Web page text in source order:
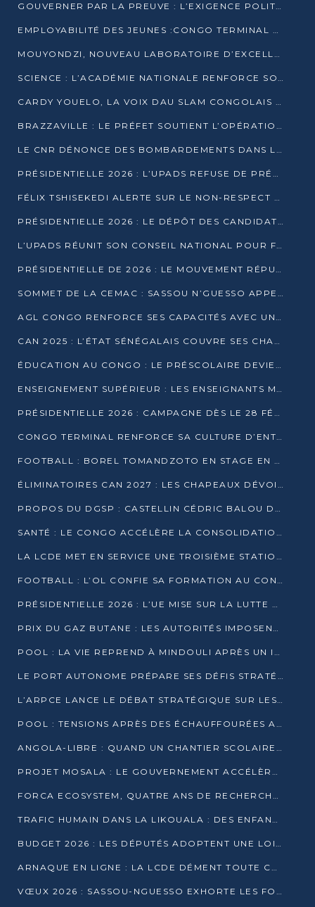
GOUVERNER PAR LA PREUVE : L’EXIGENCE POLITIQUE DU XXIᵉ SIÈCLE
EMPLOYABILITÉ DES JEUNES :CONGO TERMINAL S’ALLIE À L’ESCIC POUR RAPPROCHER L’ÉCOLE DU TERRAIN
MOUYONDZI, NOUVEAU LABORATOIRE D’EXCELLENCE PÉDAGOGIQUE AVEC L’ENFICE
SCIENCE : L’ACADÉMIE NATIONALE RENFORCE SON ÉQUIPE ET TRACE SA FEUILLE DE ROUTE 2026
CARDY YOUELO, LA VOIX DAU SLAM CONGOLAIS QUI INTERPELLE LE MONDE
BRAZZAVILLE : LE PRÉFET SOUTIENT L’OPÉRATION « ZÉRO KULUNA » ET APPELLE À LA VIGILANCE CITOYENNE
LE CNR DÉNONCE DES BOMBARDEMENTS DANS LE POOL ET ACCUSE LE GOUVERNEMENT
PRÉSIDENTIELLE 2026 : L’UPADS REFUSE DE PRÉSENTER UN CANDIDAT ET DÉNONCE UN PROCESSUS NON CRÉDIBLE
FÉLIX TSHISEKEDI ALERTE SUR LE NON-RESPECT DES ENGAGEMENTS DE PAIX APRÈS SA RENCONTRE AVEC D. SASSOU-NGUESSO
PRÉSIDENTIELLE 2026 : LE DÉPÔT DES CANDIDATURES OUVERT DU 29 JANVIER AU 12 FÉVRIER
L’UPADS RÉUNIT SON CONSEIL NATIONAL POUR FIXER SA LIGNE POLITIQUE À DEUX MOIS DE LA PRÉSIDENTIELLE
PRÉSIDENTIELLE DE 2026 : LE MOUVEMENT RÉPUBLICAIN DÉNONCE UNE CONVOCATION ÉLECTORALE « OPAQUE ET PRÉCIPITÉE »
SOMMET DE LA CEMAC : SASSOU N’GUESSO APPELLE À LA VIGILANCE FACE AUX RISQUES ÉCONOMIQUES
AGL CONGO RENFORCE SES CAPACITÉS AVEC UNE GRUE DE 250 TONNES
CAN 2025 : L’ÉTAT SÉNÉGALAIS COUVRE SES CHAMPIONS D’AFRIQUE DE RÉCOMPENSES EXCEPTIONNELLES
ÉDUCATION AU CONGO : LE PRÉSCOLAIRE DEVIENT OBLIGATOIRE, LE BTS CONSACRÉ DIPLÔME D’ÉTAT
ENSEIGNEMENT SUPÉRIEUR : LES ENSEIGNANTS MAINTIENNENT LA GRÈVE ET EXIGENT UN ACCORD ÉCRIT AVEC L’ÉTAT
PRÉSIDENTIELLE 2026 : CAMPAGNE DÈS LE 28 FÉVRIER, SCRUTIN LES 12 ET 15 MARS
CONGO TERMINAL RENFORCE SA CULTURE D’ENTREPRISE AVEC LE PROGRAMME « WIN TOGETHER »
FOOTBALL : BOREL TOMANDZOTO EN STAGE EN ESPAGNE AVEC POLISSYA FC
ÉLIMINATOIRES CAN 2027 : LES CHAPEAUX DÉVOILÉS, LE CONGO FIXÉ SUR SON SORT
PROPOS DU DGSP : CASTELLIN CÉDRIC BALOU DÉNONCE DES PROPOS INTIMIDANTS
SANTÉ : LE CONGO ACCÉLÈRE LA CONSOLIDATION DE L’OFFRE DE SOINS
LA LCDE MET EN SERVICE UNE TROISIÈME STATION D’EAU POTABLE À MFILOU
FOOTBALL : L’OL CONFIE SA FORMATION AU CONGOLAIS CHRISTIAN BASSILA
PRÉSIDENTIELLE 2026 : L’UE MISE SUR LA LUTTE CONTRE LA DÉSINFORMATION
PRIX DU GAZ BUTANE : LES AUTORITÉS IMPOSENT LE RESPECT DES PRIX RÉGLEMENTÉS
POOL : LA VIE REPREND À MINDOULI APRÈS UN INCIDENT ARMÉ SUR LA RN1
LE PORT AUTONOME PRÉPARE SES DÉFIS STRATÉGIQUES DE 2026
L’ARPCE LANCE LE DÉBAT STRATÉGIQUE SUR LES DONNÉES, L’IA ET LA FINANCE NUMÉRIQUE AU CONGO
POOL : TENSIONS APRÈS DES ÉCHAUFFOURÉES ARMÉES ENTRE DGSP ET EX-MILICIENS NINJA
ANGOLA-LIBRE : QUAND UN CHANTIER SCOLAIRE DEVIENT LE MIROIR D’UN CONGO EN MOUVEMENT
PROJET MOSALA : LE GOUVERNEMENT ACCÉLÈRE L’INSERTION DES JEUNES EN 2026
FORCA ECOSYSTEM, QUATRE ANS DE RECHERCHE DE TERRAIN AVANT UN LANCEMENT OFFICIEL EN 2026
TRAFIC HUMAIN DANS LA LIKOUALA : DES ENFANTS AUTOCHTONES RÉDUITS AU TRAVAIL FORCÉ
BUDGET 2026 : LES DÉPUTÉS ADOPTENT UNE LOI DES FINANCES DE PLUS DE 2500 MILLIARDS FCFA
ARNAQUE EN LIGNE : LA LCDE DÉMENT TOUTE CAMPAGNE DE RECRUTEMENT
VŒUX 2026 : SASSOU-NGUESSO EXHORTE LES FORCES VIVES À RENFORCER L’UNITÉ